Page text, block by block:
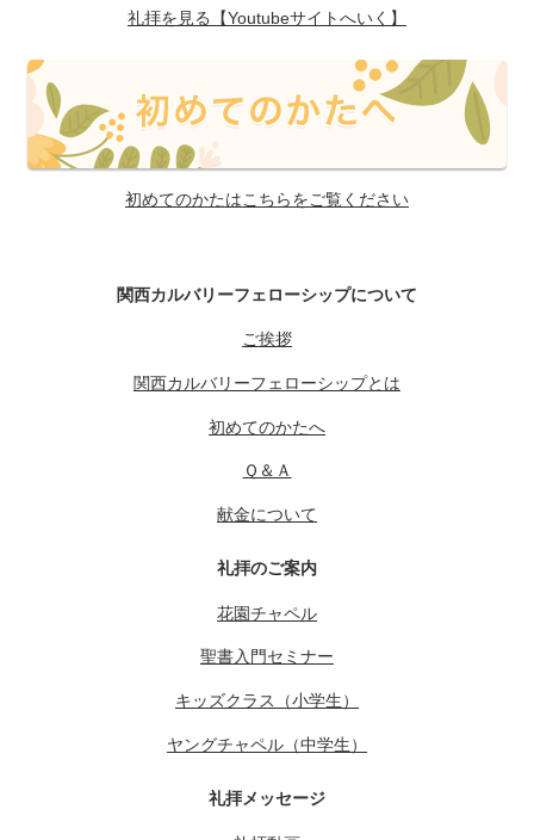
礼拝を見る【Youtubeサイトへいく】
初めてのかたはこちらをご覧ください
関西カルバリーフェローシップについて
ご挨拶
関西カルバリーフェローシップとは
初めてのかたへ
Ｑ＆Ａ
献金について
礼拝のご案内
花園チャペル
聖書入門セミナー
キッズクラス（小学生）
ヤングチャペル（中学生）
礼拝メッセージ